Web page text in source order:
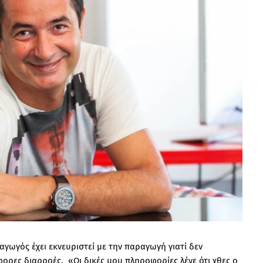
έχει εκνευριστεί με την παραγωγή γιατί δεν
διαρροές. «Οι δικές μου πληροφορίες λένε ότι χθες ο